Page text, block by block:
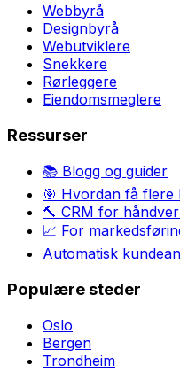
Webbyrå
Designbyrå
Webutviklere
Snekkere
Rørleggere
Eiendomsmeglere
Ressurser
📚 Blogg og guider
🎯 Hvordan få flere
🔨 CRM for
📈 For
Automatisk
Populære steder
Oslo
Bergen
Trondheim